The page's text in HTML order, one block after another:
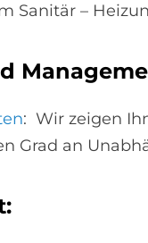
Sanitär –
: Wir zeigen
Grad an